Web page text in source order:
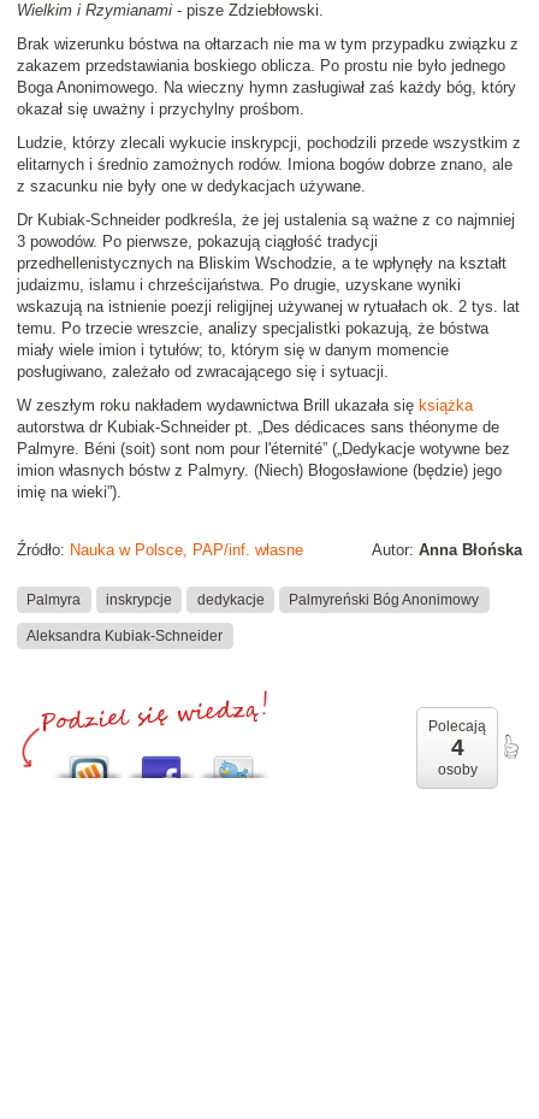
Wielkim i Rzymianami - pisze Zdziebłowski.
Brak wizerunku bóstwa na ołtarzach nie ma w tym przypadku związku z
zakazem przedstawiania boskiego oblicza. Po prostu nie było jednego
Boga Anonimowego. Na wieczny hymn zasługiwał zaś każdy bóg, który
okazał się uważny i przychylny prośbom.
Ludzie, którzy zlecali wykucie inskrypcji, pochodzili przede wszystkim z
elitarnych i średnio zamożnych rodów. Imiona bogów dobrze znano, ale
z szacunku nie były one w dedykacjach używane.
Dr Kubiak-Schneider podkreśla, że jej ustalenia są ważne z co najmniej
3 powodów. Po pierwsze, pokazują ciągłość tradycji
przedhellenistycznych na Bliskim Wschodzie, a te wpłynęły na kształt
judaizmu, islamu i chrześcijaństwa. Po drugie, uzyskane wyniki
wskazują na istnienie poezji religijnej używanej w rytuałach ok. 2 tys. lat
temu. Po trzecie wreszcie, analizy specjalistki pokazują, że bóstwa
miały wiele imion i tytułów; to, którym się w danym momencie
posługiwano, zależało od zwracającego się i sytuacji.
W zeszłym roku nakładem wydawnictwa Brill ukazała się książka
autorstwa dr Kubiak-Schneider pt. „Des dédicaces sans théonyme de
Palmyre. Béni (soit) sont nom pour l'éternité” („Dedykacje wotywne bez
imion własnych bóstw z Palmyry. (Niech) Błogosławione (będzie) jego
imię na wieki”).
Autor: Anna Błońska
Źródło: Nauka w Polsce, PAP/inf. własne
Palmyra inskrypcje dedykacje Palmyreński Bóg Anonimowy
Aleksandra Kubiak-Schneider
Polecają
4
osoby